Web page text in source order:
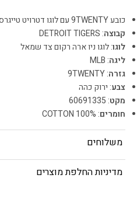
כובע 9TWENTY עם לוגו דטרויט טייגרס
קבוצה: DETROIT TIGERS
לוגו: לוגו ניו ארה רקום צד שמאל
ליגה: MLB
גזרה: 9TWENTY
צבע: ירוק כהה
מקט: 60691335
חומרים: 100% COTTON
משלוחים
מדיניות החלפת מוצרים